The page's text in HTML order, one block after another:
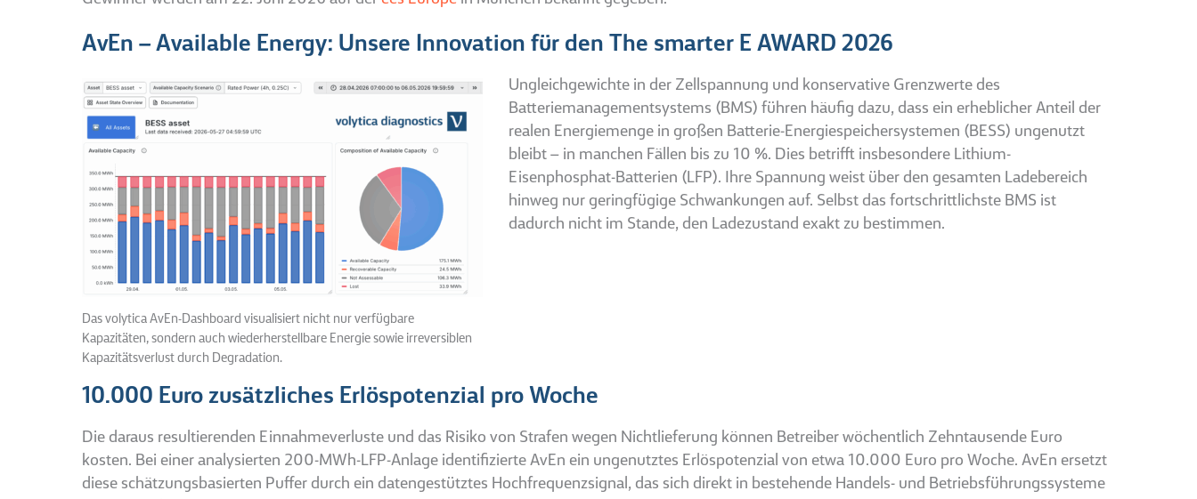
AvEn – Available Energy: Unsere Innovation für den The smarter E AWARD 2026
Das volytica AvEn-Dashboard visualisiert nicht nur verfügbare
Kapazitäten, sondern auch wiederherstellbare Energie sowie irreversiblen
Kapazitätsverlust durch Degradation.
Ungleichgewichte in der Zellspannung und konservative Grenzwerte des
Batteriemanagementsystems (BMS) führen häufig dazu, dass ein erheblicher Anteil der
realen Energiemenge in großen Batterie-Energiespeichersystemen (BESS) ungenutzt
bleibt – in manchen Fällen bis zu 10 %. Dies betrifft insbesondere Lithium-
Eisenphosphat-Batterien (LFP). Ihre Spannung weist über den gesamten Ladebereich
hinweg nur geringfügige Schwankungen auf. Selbst das fortschrittlichste BMS ist
dadurch nicht im Stande, den Ladezustand exakt zu bestimmen.
10.000 Euro zusätzliches Erlöspotenzial pro Woche
Die daraus resultierenden Einnahmeverluste und das Risiko von Strafen wegen Nichtlieferung können Betreiber wöchentlich Zehntausende Euro
kosten. Bei einer analysierten 200-MWh-LFP-Anlage identifizierte AvEn ein ungenutztes Erlöspotenzial von etwa 10.000 Euro pro Woche. AvEn ersetzt
diese schätzungsbasierten Puffer durch ein datengestütztes Hochfrequenzsignal, das sich direkt in bestehende Handels- und Betriebsführungssysteme